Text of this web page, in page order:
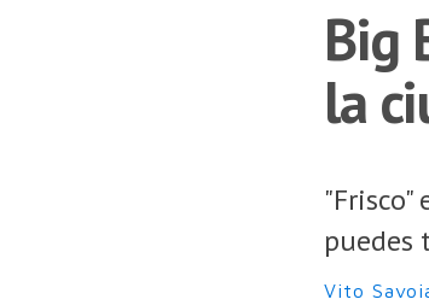
Big
la
puedes
Vito